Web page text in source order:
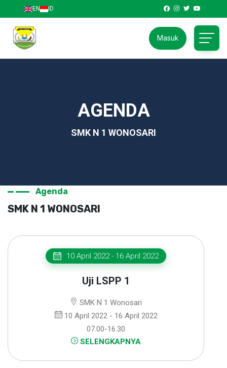
EN ID
Masuk
AGENDA
SMK N 1 WONOSARI
Agenda
SMK N 1 WONOSARI
10 April 2022 - 16 April 2022
Uji LSPP 1
SMK N 1 Wonosari
10 April 2022 - 16 April 2022
07.00-16.30
SELENGKAPNYA